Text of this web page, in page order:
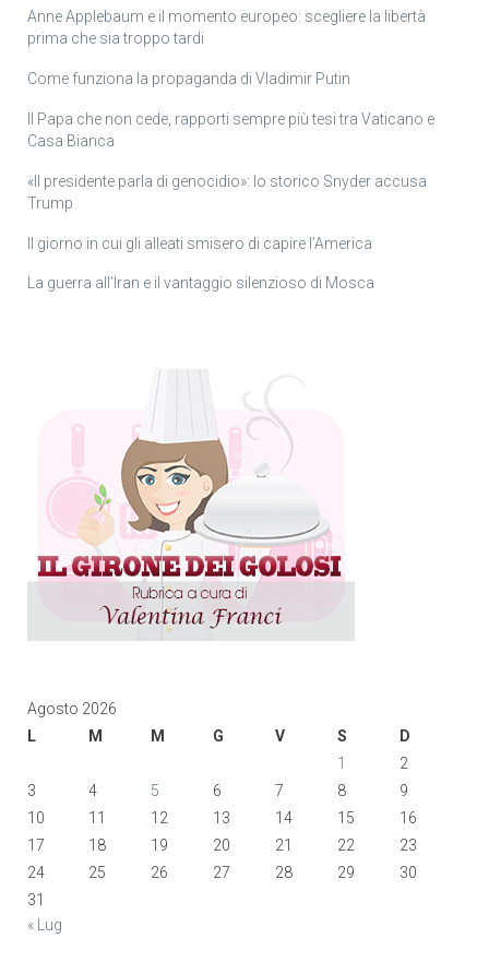
Anne Applebaum e il momento europeo: scegliere la libertà
prima che sia troppo tardi
Come funziona la propaganda di Vladimir Putin
Il Papa che non cede, rapporti sempre più tesi tra Vaticano e
Casa Bianca
«Il presidente parla di genocidio»: lo storico Snyder accusa
Trump
Il giorno in cui gli alleati smisero di capire l’America
La guerra all’Iran e il vantaggio silenzioso di Mosca
Agosto 2026
L
M M G V S
D
1
2
3
4 5 6 7 8
9
10
11 12 13 14 15
16
17
18 19 20 21 22
23
24
25 26 27 28 29
30
31
« Lug